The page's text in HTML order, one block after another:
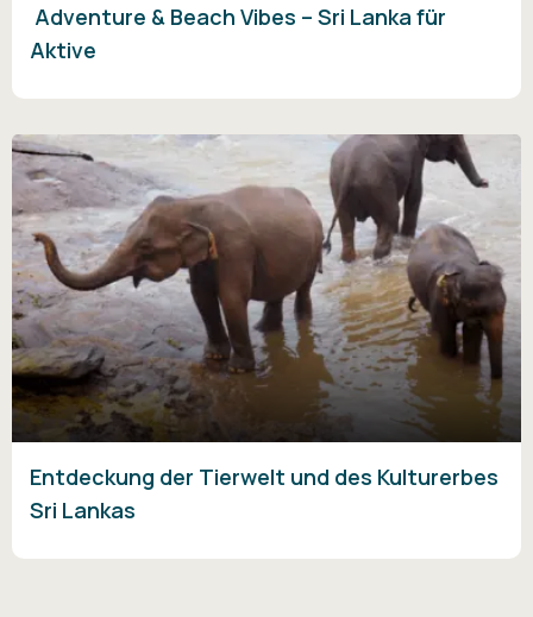
Adventure & Beach Vibes – Sri Lanka für
Aktive
Entdeckung der Tierwelt und des Kulturerbes
Sri Lankas